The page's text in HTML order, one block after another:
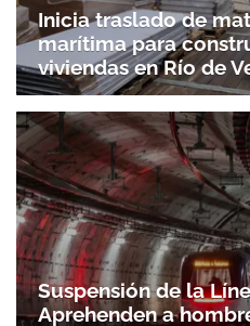
Inicia traslado de
marítima para
viviendas en Río de
Suspensión de la
Aprehenden a